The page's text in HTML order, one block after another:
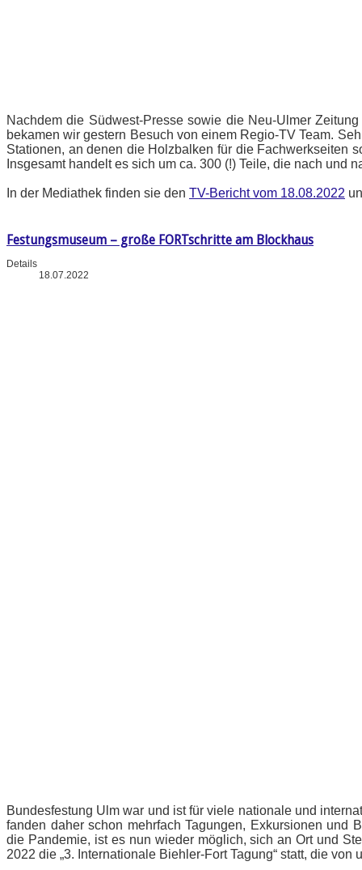
Nachdem die Südwest-Presse sowie die Neu-Ulmer
bekamen wir gestern Besuch von einem Regio-TV Team.
Stationen, an denen die Holzbalken für die Fachwerkseiten
Insgesamt handelt es sich um ca. 300 (!) Teile, die nach und
In der Mediathek finden sie den TV-Bericht vom 18.08.2022
Festungsmuseum – große FORTschritte am Blockhaus
Details
18.07.2022
Bundesfestung Ulm war und ist für viele nationale und
fanden daher schon mehrfach Tagungen, Exkursionen und
die Pandemie, ist es nun wieder möglich, sich an Ort und
2022 die „3. Internationale Biehler-Fort Tagung“ statt, die von